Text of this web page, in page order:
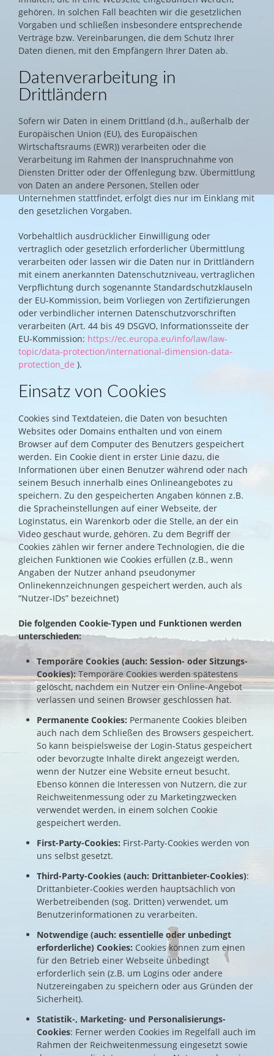
gehören. In solchen Fall beachten wir die gesetzlichen
Vorgaben und schließen insbesondere entsprechende
Verträge bzw. Vereinbarungen, die dem Schutz Ihrer
Daten dienen, mit den Empfängern Ihrer Daten ab.
Datenverarbeitung in
Drittländern
Sofern wir Daten in einem Drittland (d.h., außerhalb der
Europäischen Union (EU), des Europäischen
Wirtschaftsraums (EWR)) verarbeiten oder die
Verarbeitung im Rahmen der Inanspruchnahme von
Diensten Dritter oder der Offenlegung bzw. Übermittlung
von Daten an andere Personen, Stellen oder
Unternehmen stattfindet, erfolgt dies nur im Einklang mit
den gesetzlichen Vorgaben.
Vorbehaltlich ausdrücklicher Einwilligung oder
vertraglich oder gesetzlich erforderlicher Übermittlung
verarbeiten oder lassen wir die Daten nur in Drittländern
mit einem anerkannten Datenschutzniveau, vertraglichen
Verpflichtung durch sogenannte Standardschutzklauseln
der EU-Kommission, beim Vorliegen von Zertifizierungen
oder verbindlicher internen Datenschutzvorschriften
verarbeiten (Art. 44 bis 49 DSGVO, Informationsseite der
EU-Kommission: https://ec.europa.eu/info/law/law-
topic/data-protection/international-dimension-data-
protection_de ).
Einsatz von Cookies
Cookies sind Textdateien, die Daten von besuchten
Websites oder Domains enthalten und von einem
Browser auf dem Computer des Benutzers gespeichert
werden. Ein Cookie dient in erster Linie dazu, die
Informationen über einen Benutzer während oder nach
seinem Besuch innerhalb eines Onlineangebotes zu
speichern. Zu den gespeicherten Angaben können z.B.
die Spracheinstellungen auf einer Webseite, der
Loginstatus, ein Warenkorb oder die Stelle, an der ein
Video geschaut wurde, gehören. Zu dem Begriff der
Cookies zählen wir ferner andere Technologien, die die
gleichen Funktionen wie Cookies erfüllen (z.B., wenn
Angaben der Nutzer anhand pseudonymer
Onlinekennzeichnungen gespeichert werden, auch als
“Nutzer-IDs” bezeichnet)
Die folgenden Cookie-Typen und Funktionen werden
unterschieden:
Temporäre Cookies (auch: Session- oder Sitzungs-
Cookies): Temporäre Cookies werden spätestens
gelöscht, nachdem ein Nutzer ein Online-Angebot
verlassen und seinen Browser geschlossen hat.
Permanente Cookies: Permanente Cookies bleiben
auch nach dem Schließen des Browsers gespeichert.
So kann beispielsweise der Login-Status gespeichert
oder bevorzugte Inhalte direkt angezeigt werden,
wenn der Nutzer eine Website erneut besucht.
Ebenso können die Interessen von Nutzern, die zur
Reichweitenmessung oder zu Marketingzwecken
verwendet werden, in einem solchen Cookie
gespeichert werden.
First-Party-Cookies: First-Party-Cookies werden von
uns selbst gesetzt.
Third-Party-Cookies (auch: Drittanbieter-Cookies):
Drittanbieter-Cookies werden hauptsächlich von
Werbetreibenden (sog. Dritten) verwendet, um
Benutzerinformationen zu verarbeiten.
Notwendige (auch: essentielle oder unbedingt
erforderliche) Cookies: Cookies können zum einen
für den Betrieb einer Webseite unbedingt
erforderlich sein (z.B. um Logins oder andere
Nutzereingaben zu speichern oder aus Gründen der
Sicherheit).
Statistik-, Marketing- und Personalisierungs-
Cookies: Ferner werden Cookies im Regelfall auch im
Rahmen der Reichweitenmessung eingesetzt sowie